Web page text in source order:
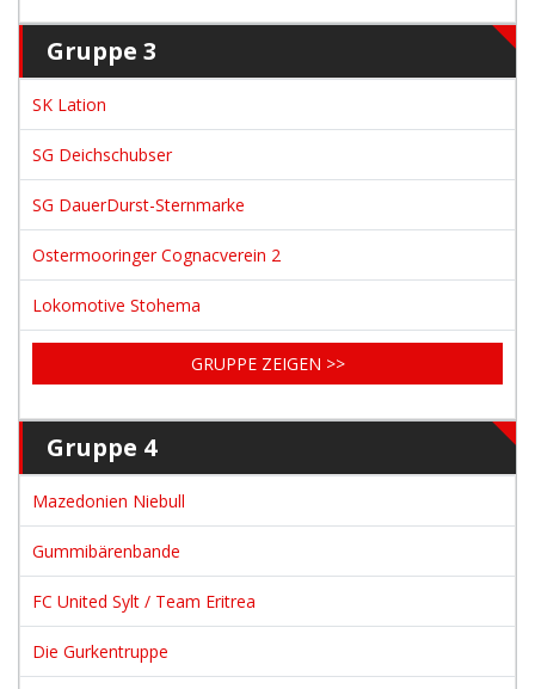
Gruppe 3
SK Lation
SG Deichschubser
SG DauerDurst-Sternmarke
Ostermooringer Cognacverein 2
Lokomotive Stohema
GRUPPE ZEIGEN >>
Gruppe 4
Mazedonien Niebull
Gummibärenbande
FC United Sylt / Team Eritrea
Die Gurkentruppe